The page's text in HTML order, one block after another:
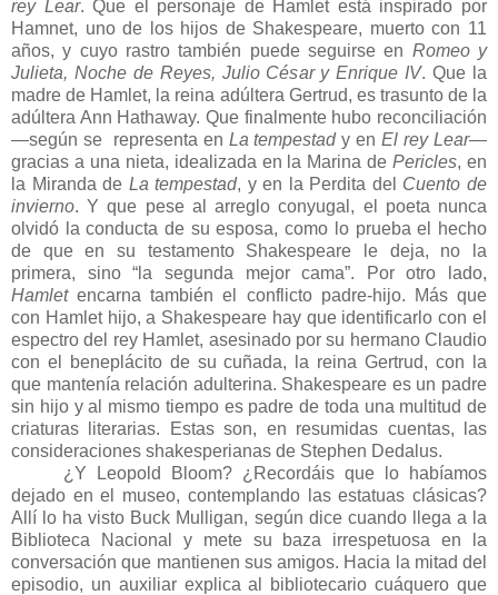
rey Lear. Que el personaje de Hamlet está inspirado por
Hamnet, uno de los hijos de Shakespeare, muerto con 11
años, y cuyo rastro también puede seguirse en Romeo y
Julieta, Noche de Reyes, Julio César y Enrique IV. Que la
madre de Hamlet, la reina adúltera Gertrud, es trasunto de la
adúltera Ann Hathaway. Que finalmente hubo reconciliación
—según se representa en La tempestady enEl rey Lear—
gracias a una nieta, idealizada en la Marina dePericles, en
la Miranda de La tempestad, y en la Perdita del Cuento de
invierno. Y que pese al arreglo conyugal, el poeta nunca
olvidó la conducta de su esposa, como lo prueba el hecho
de que en su testamento Shakespeare le deja, no la
primera, sino “la segunda mejor cama”. Por otro lado,
Hamletencarna también el conflicto padre-hijo. Más que
con Hamlet hijo, a Shakespeare hay que identificarlo con el
espectro del rey Hamlet, asesinado por su hermano Claudio
con el beneplácito de su cuñada, la reina Gertrud, con la
que mantenía relación adulterina. Shakespeare es un padre
sin hijo y al mismo tiempo es padre de toda una multitud de
criaturas literarias. Estas son, en resumidas cuentas, las
consideraciones shakesperianas de Stephen Dedalus.
¿Y Leopold Bloom? ¿Recordáis que lo habíamos
dejado en el museo, contemplando las estatuas clásicas?
Allí lo ha visto Buck Mulligan, según dice cuando llega a la
Biblioteca Nacional y mete su baza irrespetuosa en la
conversación que mantienen sus amigos. Hacia la mitad del
episodio, un auxiliar explica al bibliotecario cuáquero que